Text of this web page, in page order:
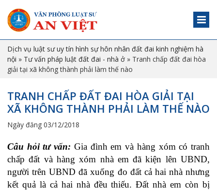
Dịch vụ luật sư uy tín hình sự hôn nhân đất đai kinh nghiệm hà
nội » Tư vấn pháp luật đất đai - nhà ở » Tranh chấp đất đai hòa
giải tại xã không thành phải làm thế nào
TRANH CHẤP ĐẤT ĐAI HÒA GIẢI TẠI
XÃ KHÔNG THÀNH PHẢI LÀM THẾ NÀO
Ngày đăng 03/12/2018
Câu hỏitư vấn: Gia đình em và hàng xóm có tranh
chấp đất và hàng xóm nhà em đã kiện lên UBND,
người trên UBND đã xuống đo đất cả hai nhà nhưng
kết quả là cả hai nhà đều thiếu. Đất nhà em còn bị